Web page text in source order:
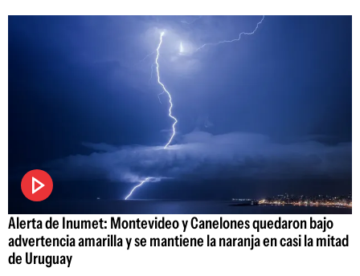
Alerta de Inumet: Montevideo y Canelones quedaron bajo
advertencia amarilla y se mantiene la naranja en casi la mitad
de Uruguay